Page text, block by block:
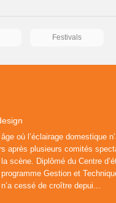
Festivals
où l’éclairage domestique
après plusieurs comités
scène. Diplômé du Centre
Gestion et
cessé de croître depui...